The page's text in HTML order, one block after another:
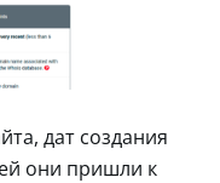
дат создания
они пришли к